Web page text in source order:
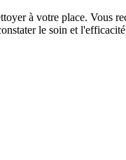
à votre place. Vous
le soin et